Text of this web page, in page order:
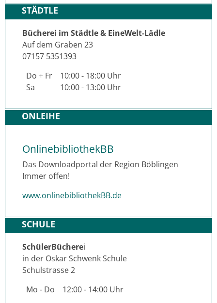
STÄDTLE
Bücherei im Städtle & EineWelt-Lädle
Auf dem Graben 23
07157 5351393
Do + Fr
10:00 - 18:00 Uhr
Sa
10:00 - 13:00 Uhr
ONLEIHE
OnlinebibliothekBB
Das Downloadportal der Region Böblingen
Immer offen!
www.onlinebibliothekBB.de
SCHULE
SchülerBücherei
in der Oskar Schwenk Schule
Schulstrasse 2
Mo - Do
12:00 - 14:00 Uhr